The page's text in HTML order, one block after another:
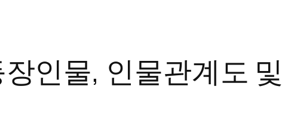
인물, 인물관계도